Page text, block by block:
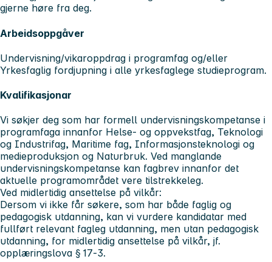
gjerne høre fra deg.
Arbeidsoppgåver
Undervisning/vikaroppdrag i programfag og/eller
Yrkesfaglig fordjupning i alle yrkesfaglege studieprogram.
Kvalifikasjonar
Vi søkjer deg som har formell undervisningskompetanse i
programfaga innanfor Helse- og oppvekstfag, Teknologi
og Industrifag, Maritime fag, Informasjonsteknologi og
medieproduksjon og Naturbruk. Ved manglande
undervisningskompetanse kan fagbrev innanfor det
aktuelle programområdet vere tilstrekkeleg.
Ved midlertidig ansettelse på vilkår:
Dersom vi ikke får søkere, som har både faglig og
pedagogisk utdanning, kan vi vurdere kandidatar med
fullført relevant fagleg utdanning, men utan pedagogisk
utdanning, for midlertidig ansettelse på vilkår, jf.
opplæringslova § 17‑3.